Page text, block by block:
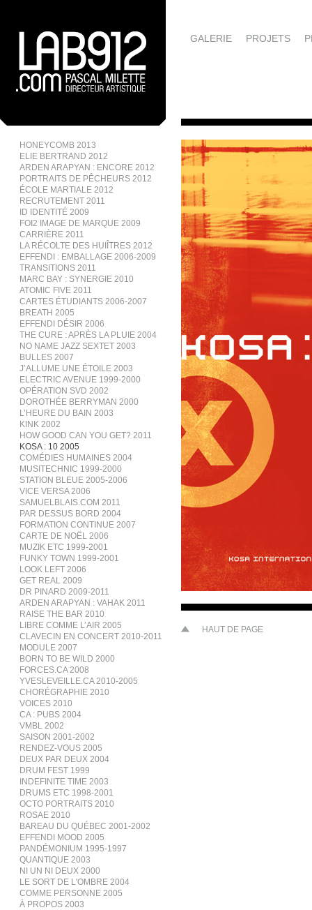
HONEYCOMB 2013
ELIE BERTRAND 2012
ARDEN ARAPYAN : ENCORE 2012
PORTRAITS DE PÊCHEURS 2012
ÉCOLE MARTIALE 2012
RECRUTEMENT 2011
ID IDENTITÉ 2009
FOI2 IMAGE DE MARQUE 2009
CARRIÈRE 2011
LA RÉCOLTE DES HUIÎTRES 2012
EFFENDI : EMBALLAGE 2006-2009
TRANSITIONS 2011
MARC BAY : SYNERGIE 2010
ATOMIC FIVE 2011
CARTES ÉTUDIANTS 2006-2007
BREATH 2005
EFFENDI DÉSIR 2006
THE CURE : APRÈS LA PLUIE 2004
NO NAME JAZZ SEXTET 2003
BULLES 2007
J’ALLUME UNE ÉTOILE 2003
ELECTRIC AVENUE 1999-2000
OPÉRATION SVD 2002
DOROTHÉE BERRYMAN 2000
L’HEURE DU BAIN 2003
KINK 2002
HOW GOOD CAN YOU GET? 2011
KOSA : 10 2005
COMÉDIES HUMAINES 2004
MUSITECHNIC 1999-2000
STATION BLEUE 2005-2006
VICE VERSA 2006
SAMUELBLAIS.COM 2011
PAR DESSUS BORD 2004
FORMATION CONTINUE 2007
CARTE DE NOËL 2006
MUZIK ETC 1999-2001
FUNKY TOWN 1999-2001
LOOK LEFT 2006
GET REAL 2009
DR PINARD 2009-2011
ARDEN ARAPYAN : VAHAK 2011
RAISE THE BAR 2010
LIBRE COMME L’AIR 2005
CLAVECIN EN CONCERT 2010-2011
MODULE 2007
BORN TO BE WILD 2000
FORCES.CA 2008
YVESLEVEILLE.CA 2010-2005
CHORÉGRAPHIE 2010
VOICES 2010
CA : PUBS 2004
VMBL 2002
SAISON 2001-2002
RENDEZ-VOUS 2005
DEUX PAR DEUX 2004
DRUM FEST 1999
INDEFINITE TIME 2003
DRUMS ETC 1998-2001
OCTO PORTRAITS 2010
ROSAE 2010
BAREAU DU QUÉBEC 2001-2002
EFFENDI MOOD 2005
PANDÉMONIUM 1995-1997
QUANTIQUE 2003
NI UN NI DEUX 2000
LE SORT DE L'OMBRE 2004
COMME PERSONNE 2005
À PROPOS 2003
GALERIE PROJETS
HAUT DE PAGE